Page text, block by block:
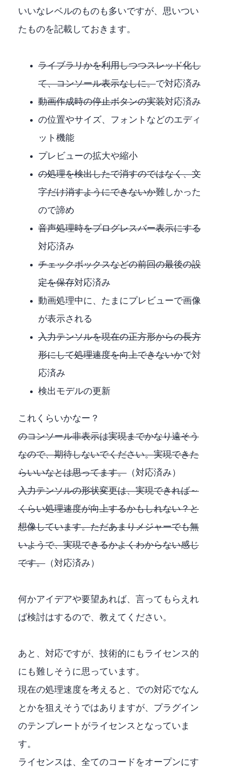
いいなレベルのものも多いですが、思いつい
たものを記載しておきます。
ffmpegライブラリかcreateprocessを利用しつつスレッド化し
て、コンソール表示なしに。1.0.15.0で対応済み
動画作成時の停止ボタンの実装対応済み
copyrightの位置やサイズ、フォントなどのエディ
ット機能
プレビューの拡大や縮小
inpaintの処理を検出したBBOXで消すのではなく、文
字だけ消すようにできないか難しかった
ので諦め
音声処理時をプログレスバー表示にする
対応済み
チェックボックスなどの前回の最後の設
定を保存対応済み
動画処理中に、たまにプレビューで画像
が表示される
入力テンソルを現在の正方形から4:3の長方
形にして処理速度を向上できないか1.1.0.0で対
応済み
検出モデルの更新
これくらいかなー？
ffmpegのコンソール非表示は実現までかなり遠そう
なので、期待しないでください。実現できた
らいいなとは思ってます。 （対応済み）
入力テンソルの形状変更は、実現できれば25～30%
くらい処理速度が向上するかもしれない？と
想像しています。ただあまりメジャーでも無
いようで、実現できるかよくわからない感じ
です。 （対応済み）
何かアイデアや要望あれば、言ってもらえれ
ば検討はするので、教えてください。
あと、OBS対応ですが、技術的にもライセンス的
にも難しそうに思っています。
現在の処理速度を考えると、tensorrtでの対応でなん
とか60FPSを狙えそうではありますが、OBSプラグイン
のテンプレートがGPLライセンスとなっていま
す。
GPLライセンスは、全てのコードをオープンにす